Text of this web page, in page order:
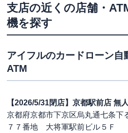
支店の近くの店舗・
機を探す
アイフルのカードローン自
ATM
【2026/5/31閉店】京都駅前店 無
京都府京都市下京区烏丸通七条下
７７番地 大将軍駅前ビル５Ｆ